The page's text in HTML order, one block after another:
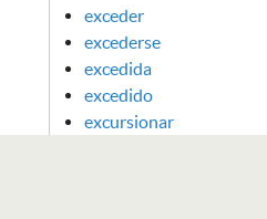
exceder
excederse
excedida
excedido
excursionar